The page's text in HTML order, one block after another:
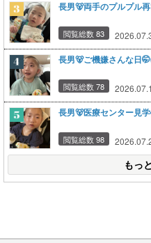
長男🐻両手のプルプル
閲覧総数 83
長男🐻ご機嫌さんな日
閲覧総数 78
長男🐻医療センター見
閲覧総数 98
もっ